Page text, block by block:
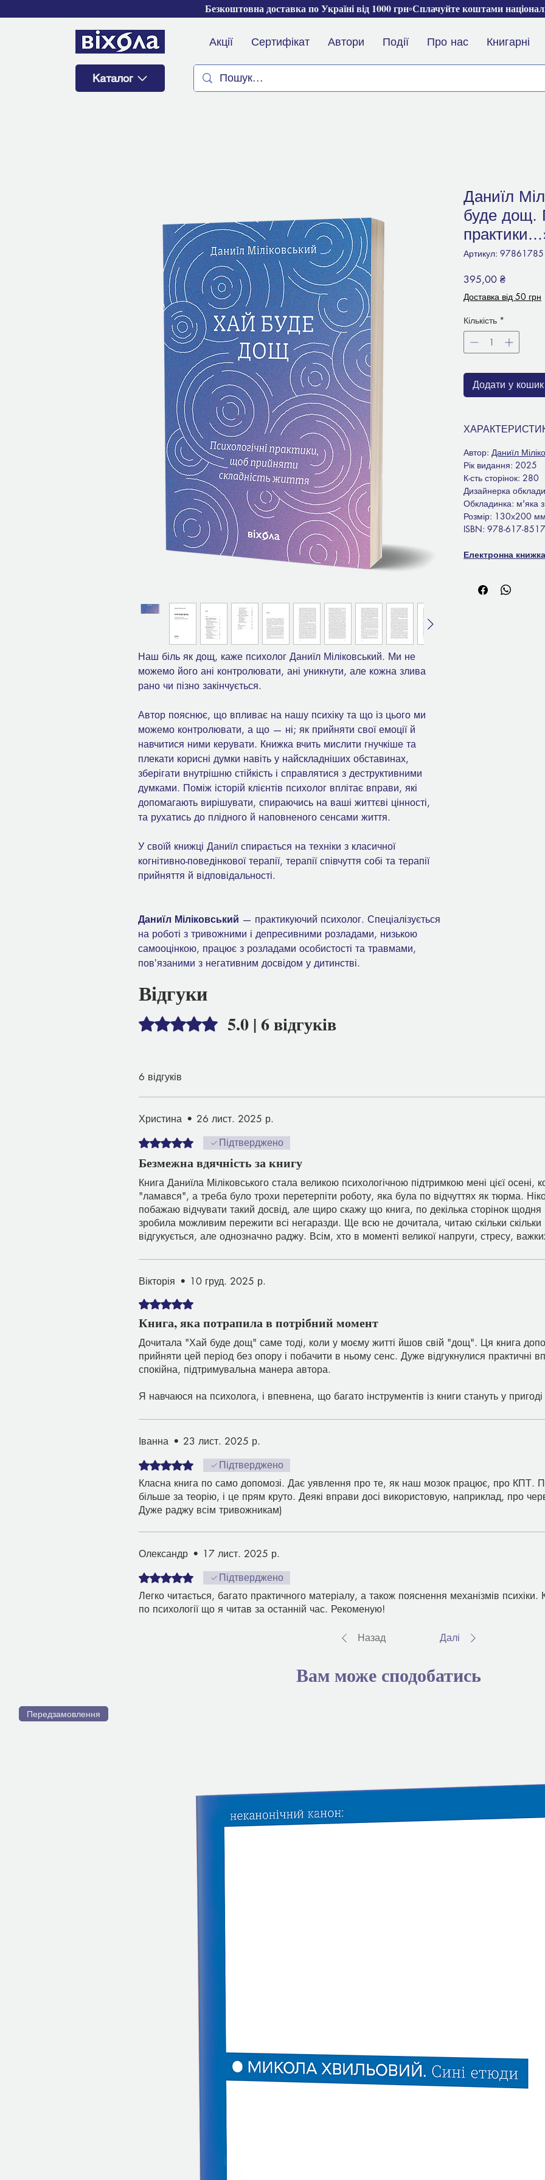
Каталог
Безкоштовна доставка по Україні від 1000 грн▫️Сплачуйте коштами
Акції Сертифікат Автори Події Про нас Книгарні
Наш біль як дощ, каже психолог Даниїл Міліковський. Ми не
можемо його ані контролювати, ані уникнути, але кожна злива
рано чи пізно закінчується.
Автор пояснює, що впливає на нашу психіку та що із цього ми
можемо контролювати, а що — ні; як прийняти свої емоції й
навчитися ними керувати. Книжка вчить мислити гнучкіше та
плекати корисні думки навіть у найскладніших обставинах,
зберігати внутрішню стійкість і справлятися з деструктивними
думками. Поміж історій клієнтів психолог вплітає вправи, які
допомагають вирішувати, спираючись на ваші життєві цінності,
та рухатись до плідного й наповненого сенсами життя.
У своїй книжці Даниїл спирається на техніки з класичної
когнітивно-поведінкової терапії, терапії співчуття собі та терапії
прийняття й відповідальності.
Даниїл Міліковський — практикуючий психолог. Спеціалізується
на роботі з тривожними і депресивними розладами, низькою
самооцінкою, працює з розладами особистості та травмами,
повʼязаними з негативним досвідом у дитинстві.
Даниїл
буде дощ.
Артикул:
395,00 ₴Ціна
Доставка від 50 грн
Кількість *
Додати у кошик
Автор: Даниїл
Рік видання: 2025
К-сть сторінок: 280
Дизайнерка
Обкладинка: м'яка
Розмір: 130х200
ISBN: 978-617-
Електронна книжка
Відгуки
Оцінка: 5 із 5 зірочок.5.0 | 6 відгуків
6 відгуків
Христина • 26 лист. 2025 р.
Оцінка: 5 із 5 зірочок.Підтверджено
Безмежна вдячність за книгу
Книга Даниїла Міліковського стала великою психологічною підтримкою мені цієї осені,
"ламався", а треба було трохи перетерпіти роботу, яка була по відчуттях як тюрма.
побажаю відчувати такий досвід, але щиро скажу що книга, по декілька сторінок
зробила можливим пережити всі негаразди. Ще всю не дочитала, читаю скільки скільки
відгукується, але однозначно раджу. Всім, хто в моменті великої напруги, стресу,
Вікторія • 10 груд. 2025 р.
Оцінка: 5 із 5 зірочок.
Книга, яка потрапила в потрібний момент
Дочитала "Хай буде дощ" саме тоді, коли у моєму житті йшов свій "дощ". Ця книга
прийняти цей період без опору і побачити в ньому сенс. Дуже відгукнулися практичні
спокійна, підтримувальна манера автора.
Я навчаюся на психолога, і впевнена, що багато інструментів із книги стануть у
Щиро вдячна за цю роботу, вона прийшла в той момент, коли була найбільш потрібна)
Іванна • 23 лист. 2025 р.
Оцінка: 5 із 5 зірочок.Підтверджено
Класна книга по само допомозі. Дає уявлення про те, як наш мозок працює, про КПТ.
більше за теорію, і це прям круто. Деякі вправи досі використовую, наприклад, про
Дуже раджу всім тривожникам)
Олександр • 17 лист. 2025 р.
Оцінка: 5 із 5 зірочок.Підтверджено
Легко читається, багато практичного матеріалу, а також пояснення механізмів
по психології що я читав за останній час. Рекоменую!
Назад Далі
Вам може сподобатись
Передзамовлення